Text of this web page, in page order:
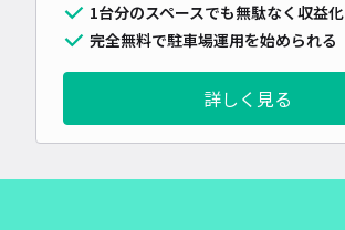
1台分のスペースでも無駄なく収益化
完全無料で駐車場運用を始められる
詳しく見る